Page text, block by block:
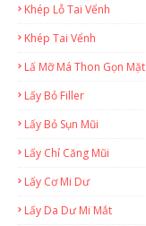
Khép Lỗ Tai Vểnh
Khép Tai Vểnh
Lấ Mỡ Má Thon Gọn Mặt
Lấy Bỏ Filler
Lấy Bỏ Sụn Mũi
Lấy Chỉ Căng Mũi
Lấy Cơ Mi Dư
Lấy Da Dư Mi Mắt